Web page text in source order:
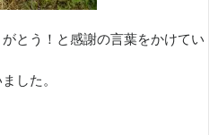
とう！と感謝の言葉をかけてい
した。